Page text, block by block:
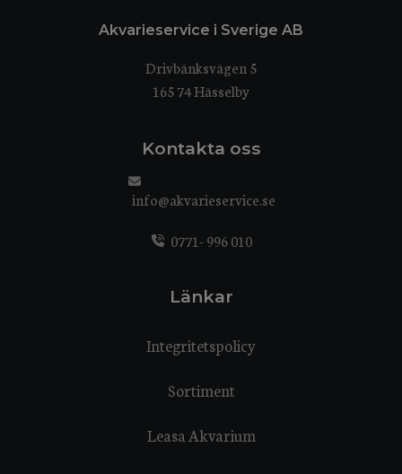
Akvarieservice i Sverige AB
Drivbänksvägen 5
165 74 Hässelby
Kontakta oss
info@akvarieservice.se
0771- 996 010
Länkar
Integritetspolicy
Sortiment
Leasa Akvarium